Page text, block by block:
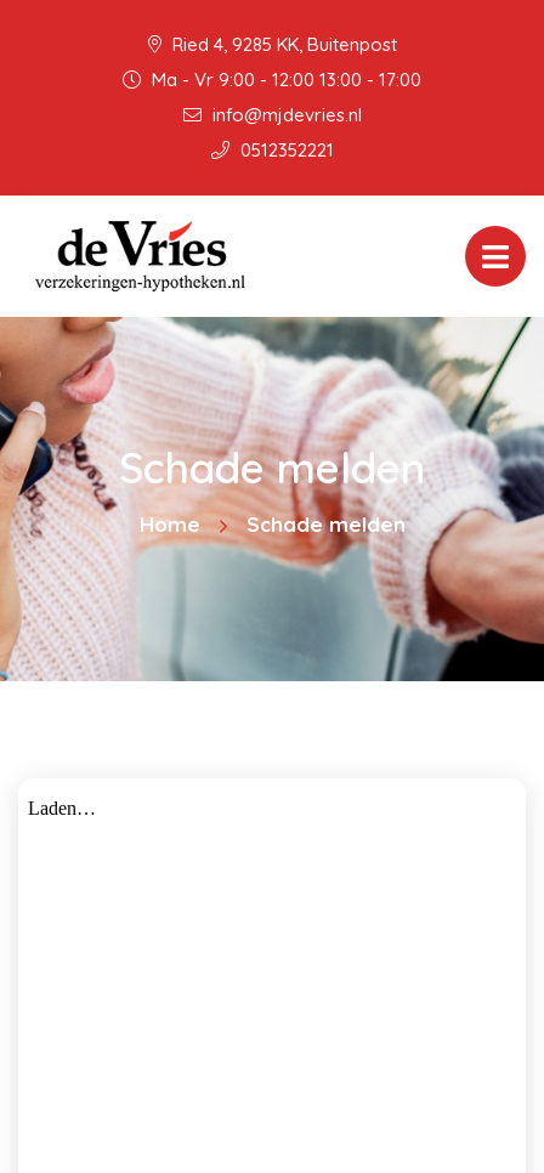
Ried 4, 9285 KK, Buitenpost
Ma - Vr 9:00 - 12:00 13:00 - 17:00
info@mjdevries.nl
0512352221
Schade melden
Home Schade melden